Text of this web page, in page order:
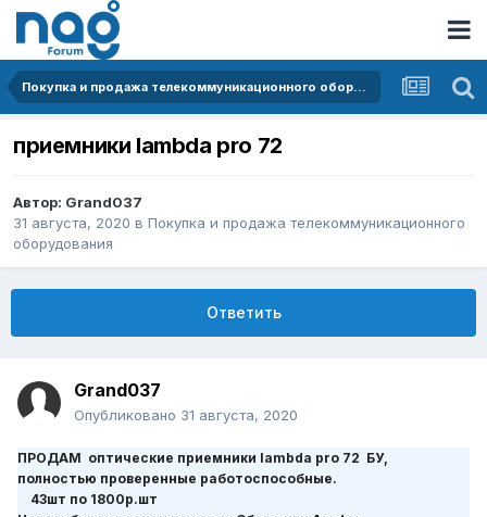
Покупка и продажа телекоммуникационного оборудования
приемники lambda pro 72
Автор: Grand037
31 августа, 2020 в Покупка и продажа телекоммуникационного
оборудования
Ответить
Grand037
Опубликовано 31 августа, 2020
ПРОДАМ оптические приемники lambda pro 72 БУ,
полностью проверенные работоспособные.
43шт по 1800р.шт